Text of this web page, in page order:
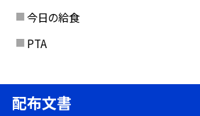
今日の給食
PTA
配布文書